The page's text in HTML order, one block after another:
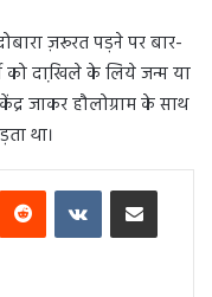
ज़रूरत पड़ने पर बार-
को दाखि़ले के लिये जन्म या
जाकर हौलोग्राम के साथ
था।
Reddit VKontakteShare via Email